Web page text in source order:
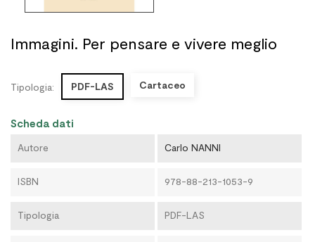
Immagini. Per pensare e vivere meglio
Tipologia: PDF-LAS Cartaceo
Scheda dati
Autore Carlo NANNI
ISBN 978-88-213-1053-9
Tipologia PDF-LAS